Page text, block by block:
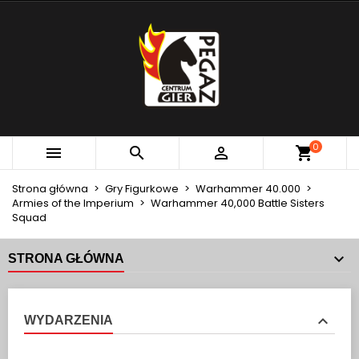
   0
Strona główna Gry Figurkowe
Warhammer 40.000
Armies of the Imperium
Warhammer 40,000 Battle Sisters
Squad
STRONA GŁÓWNA
WYDARZENIA
MOJE LISTY ŻYCZEŃ
Utwórz nową listę
UTWÓRZ LISTĘ ŻYCZEŃ
Utwórz listę życzeń
ZALOGUJ SIĘ
MUSISZ BYĆ ZALOGOWANY BY ZAPISAĆ PRODUKTY
NA SWOJEJ LIŚCIE ŻYCZEŃ.
Anuluj Zaloguj się